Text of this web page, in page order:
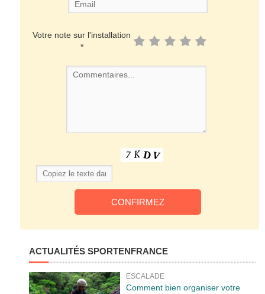
Votre note sur l'installation
*
ACTUALITÉS SPORTENFRANCE
ESCALADE
Comment bien organiser votre